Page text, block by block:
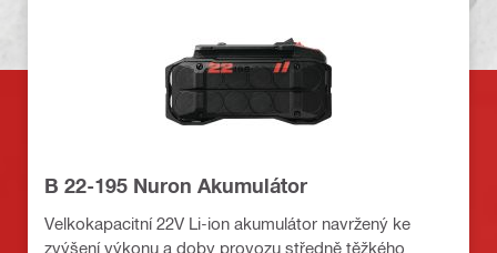
B 22-195 Nuron Akumulátor
Velkokapacitní 22V Li-ion akumulátor navržený ke
zvýšení výkonu a doby provozu středně těžkého